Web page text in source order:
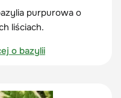
purpurowa o
liściach.
o bazylii